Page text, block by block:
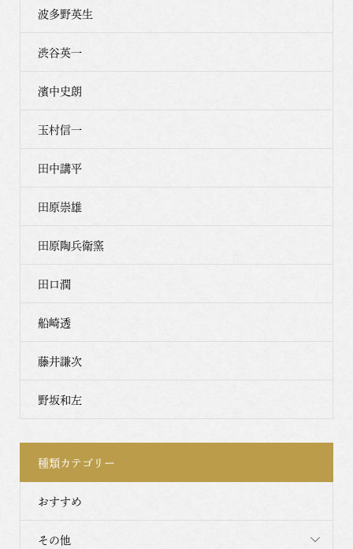
波多野英生
渋谷英一
濱中史朗
玉村信一
田中講平
田原崇雄
田原陶兵衛窯
田口潤
船崎透
藤井謙次
野坂和左
種類カテゴリー
おすすめ
その他